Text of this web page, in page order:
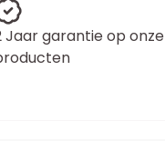
Jaar garantie op onze